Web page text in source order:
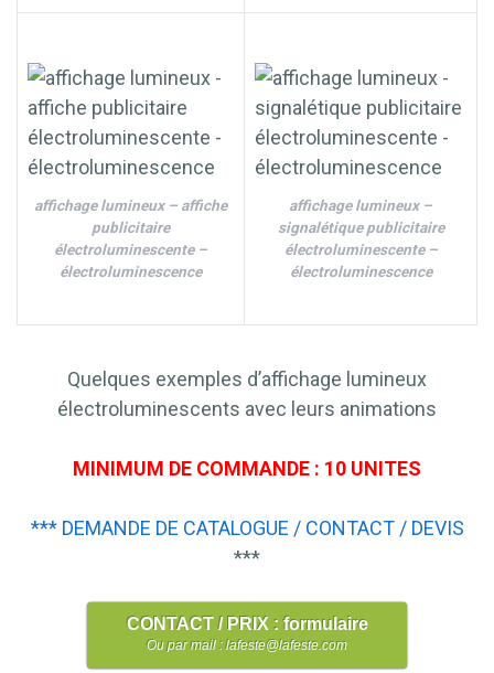
affichage lumineux – affiche
publicitaire
électroluminescente –
électroluminescence
affichage lumineux –
signalétique publicitaire
électroluminescente –
électroluminescence
Quelques exemples d’affichage lumineux
électroluminescents avec leurs animations
MINIMUM DE COMMANDE : 10 UNITES
*** DEMANDE DE CATALOGUE / CONTACT / DEVIS
***
CONTACT / PRIX : formulaire
Ou par mail : lafeste@lafeste.com